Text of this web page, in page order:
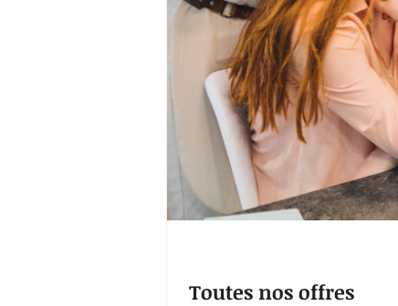
Toutes nos offres